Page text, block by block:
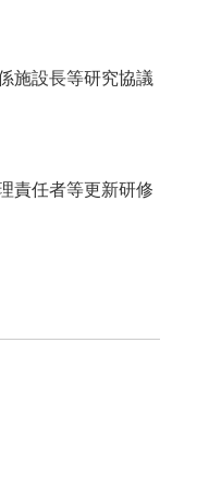
施設長等研究協議
責任者等更新研修